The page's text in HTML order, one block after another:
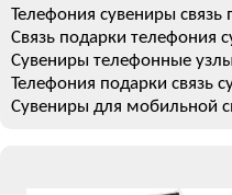
Телефония сувениры связь
Связь подарки телефония
Сувениры телефонные
Телефония подарки связь
Сувениры для мобильной